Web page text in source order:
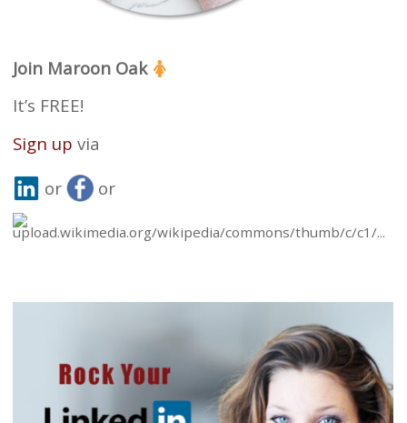
Join Maroon Oak
It’s FREE!
Sign up via
or
or